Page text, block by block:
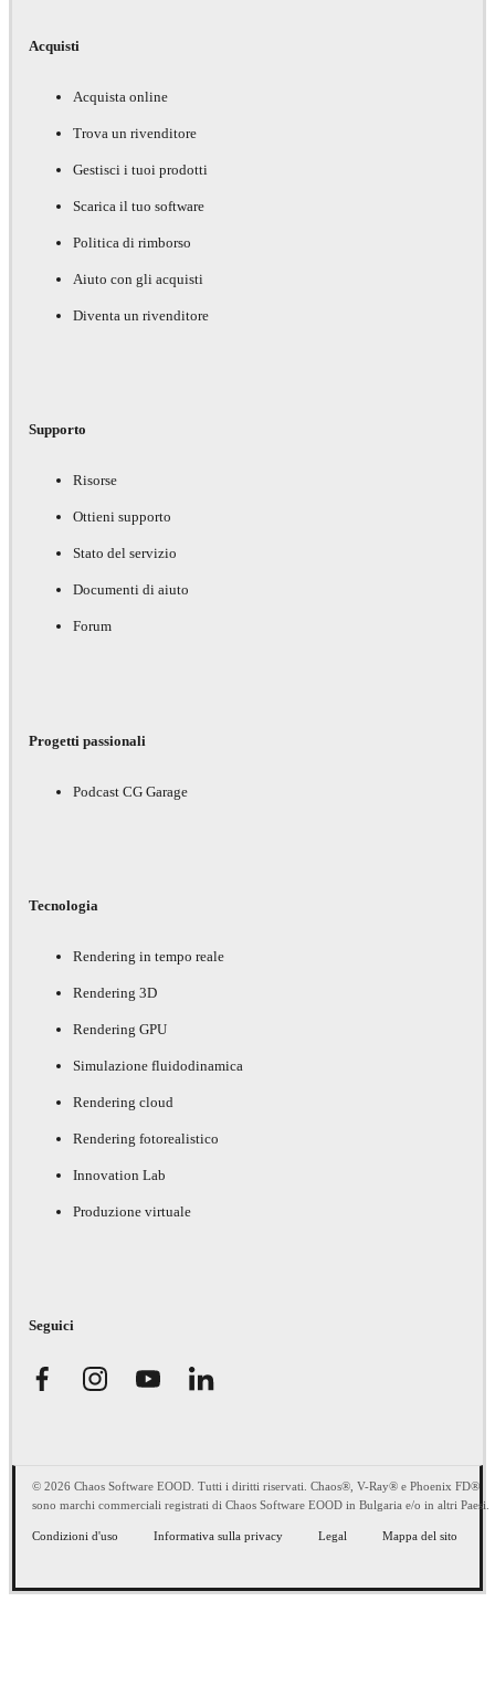
Acquisti
Acquista online
Trova un rivenditore
Gestisci i tuoi prodotti
Scarica il tuo software
Politica di rimborso
Aiuto con gli acquisti
Diventa un rivenditore
Supporto
Risorse
Ottieni supporto
Stato del servizio
Documenti di aiuto
Forum
Progetti passionali
Podcast CG Garage
Tecnologia
Rendering in tempo reale
Rendering 3D
Rendering GPU
Simulazione fluidodinamica
Rendering cloud
Rendering fotorealistico
Innovation Lab
Produzione virtuale
Seguici
© 2026 Chaos Software EOOD. Tutti i diritti riservati. Chaos®, V-Ray® e Phoenix FD®
sono marchi commerciali registrati di Chaos Software EOOD in Bulgaria e/o in altri Paesi.
Condizioni d'uso Informativa sulla privacy Legal Mappa del sito